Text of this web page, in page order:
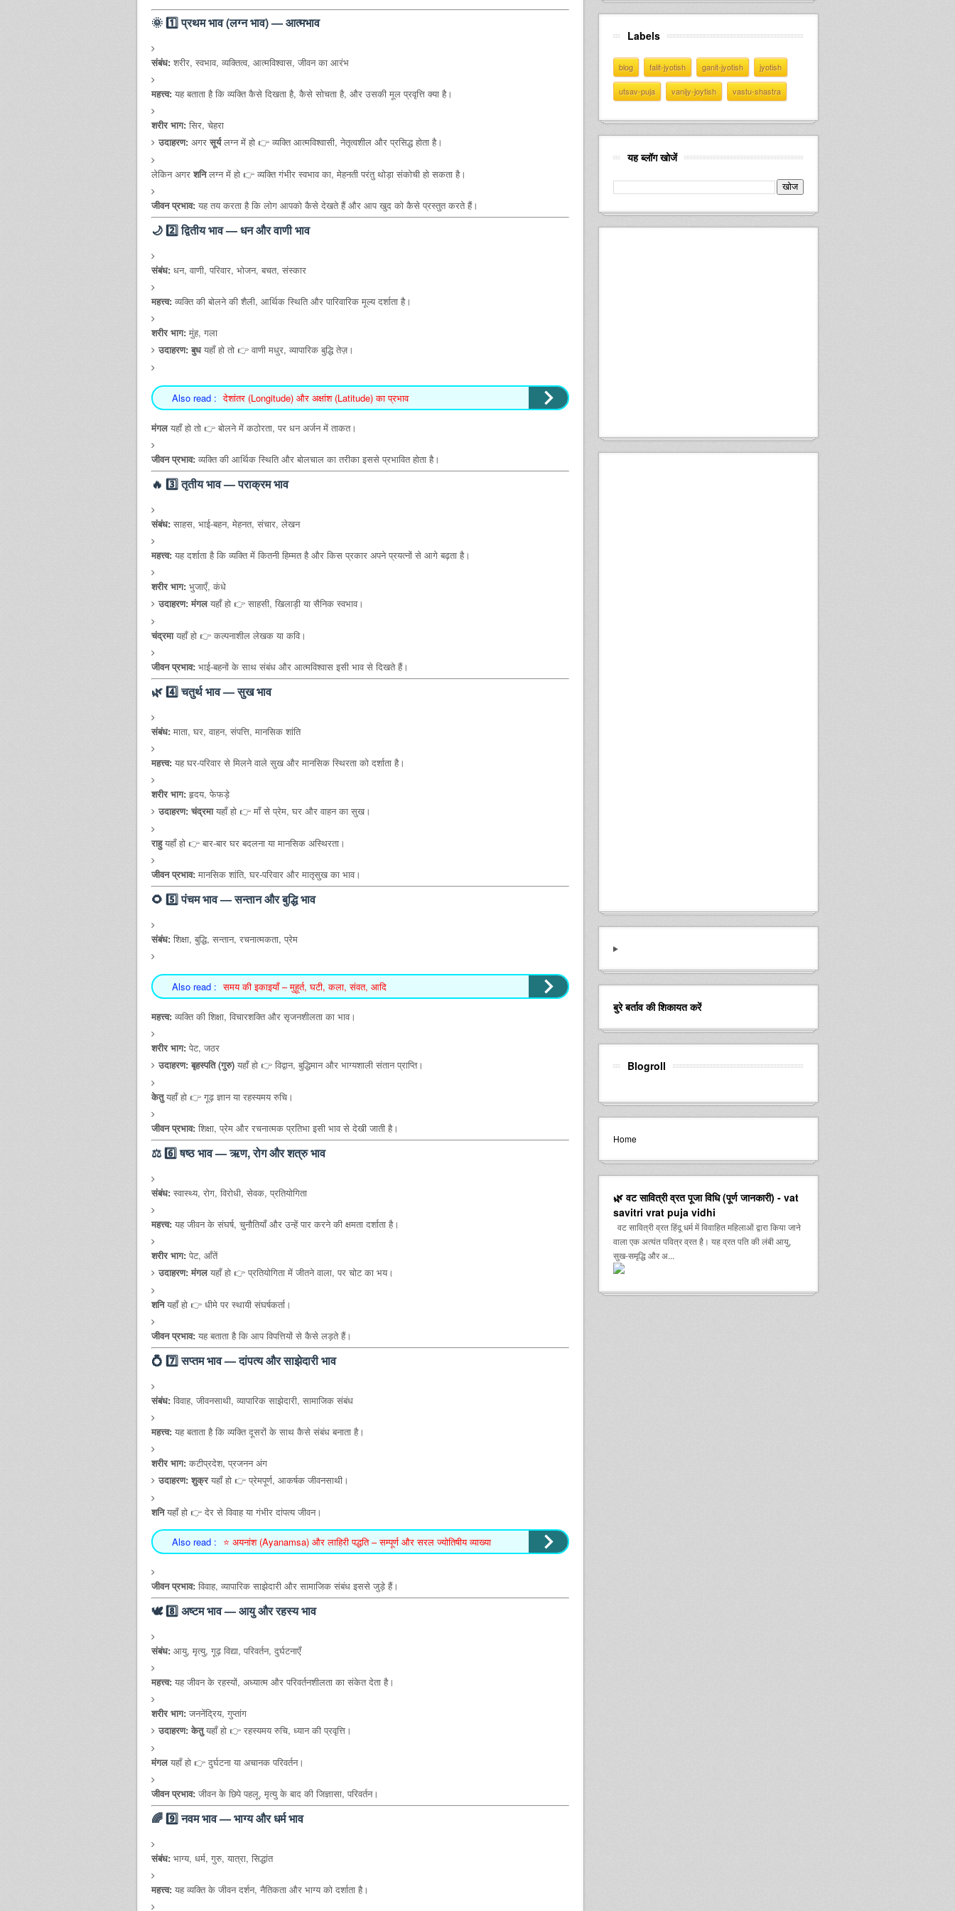
🌞1️⃣ प्रथम भाव (लग्न भाव) — आत्मभाव
संबंध: शरीर, स्वभाव, व्यक्तित्व, आत्मविश्वास, जीवन का आरंभ
महत्त्व: यह बताता है कि व्यक्ति कैसे दिखता है, कैसे सोचता है, और उसकी मूल प्रवृत्ति क्या है।
शरीर भाग: सिर, चेहरा
उदाहरण: अगर सूर्यलग्न में हो 👉 व्यक्ति आत्मविश्वासी, नेतृत्वशील और प्रसिद्ध होता है।
लेकिन अगर शनिलग्न में हो 👉 व्यक्ति गंभीर स्वभाव का, मेहनती परंतु थोड़ा संकोची हो सकता है।
जीवन प्रभाव: यह तय करता है कि लोग आपको कैसे देखते हैं और आप खुद को कैसे प्रस्तुत करते हैं।
🌙2️⃣ द्वितीय भाव — धन और वाणी भाव
संबंध: धन, वाणी, परिवार, भोजन, बचत, संस्कार
महत्त्व: व्यक्ति की बोलने की शैली, आर्थिक स्थिति और पारिवारिक मूल्य दर्शाता है।
शरीर भाग: मुंह, गला
उदाहरण: बुधयहाँ हो तो 👉 वाणी मधुर, व्यापारिक बुद्धि तेज़।
Also read : देशांतर (Longitude) और अक्षांश (Latitude) का प्रभाव
मंगलयहाँ हो तो 👉 बोलने में कठोरता, पर धन अर्जन में ताकत।
जीवन प्रभाव: व्यक्ति की आर्थिक स्थिति और बोलचाल का तरीका इससे प्रभावित होता है।
🔥 3️⃣ तृतीय भाव — पराक्रम भाव
संबंध: साहस, भाई-बहन, मेहनत, संचार, लेखन
महत्त्व: यह दर्शाता है कि व्यक्ति में कितनी हिम्मत है और किस प्रकार अपने प्रयत्नों से आगे बढ़ता है।
शरीर भाग: भुजाएँ, कंधे
उदाहरण: मंगलयहाँ हो 👉 साहसी, खिलाड़ी या सैनिक स्वभाव।
चंद्रमायहाँ हो 👉 कल्पनाशील लेखक या कवि।
जीवन प्रभाव: भाई-बहनों के साथ संबंध और आत्मविश्वास इसी भाव से दिखते हैं।
🌿4️⃣ चतुर्थ भाव — सुख भाव
संबंध: माता, घर, वाहन, संपत्ति, मानसिक शांति
महत्त्व: यह घर-परिवार से मिलने वाले सुख और मानसिक स्थिरता को दर्शाता है।
शरीर भाग: हृदय, फेफड़े
उदाहरण: चंद्रमायहाँ हो 👉 माँ से प्रेम, घर और वाहन का सुख।
राहुयहाँ हो 👉 बार-बार घर बदलना या मानसिक अस्थिरता।
जीवन प्रभाव: मानसिक शांति, घर-परिवार और मातृसुख का भाव।
🌻 5️⃣ पंचम भाव — सन्तान और बुद्धि भाव
संबंध: शिक्षा, बुद्धि, सन्तान, रचनात्मकता, प्रेम
Also read : समय की इकाइयाँ – मुहूर्त, घटी, कला, संवत, आदि
महत्त्व: व्यक्ति की शिक्षा, विचारशक्ति और सृजनशीलता का भाव।
शरीर भाग: पेट, जठर
उदाहरण: बृहस्पति (गुरु) यहाँ हो 👉 विद्वान, बुद्धिमान और भाग्यशाली संतान प्राप्ति।
केतुयहाँ हो 👉 गूढ़ ज्ञान या रहस्यमय रुचि।
जीवन प्रभाव: शिक्षा, प्रेम और रचनात्मक प्रतिभा इसी भाव से देखी जाती है।
⚖️6️⃣ षष्ठ भाव — ऋण, रोग और शत्रु भाव
संबंध: स्वास्थ्य, रोग, विरोधी, सेवक, प्रतियोगिता
महत्त्व: यह जीवन के संघर्ष, चुनौतियाँ और उन्हें पार करने की क्षमता दर्शाता है।
शरीर भाग: पेट, आँतें
उदाहरण: मंगलयहाँ हो 👉 प्रतियोगिता में जीतने वाला, पर चोट का भय।
शनियहाँ हो 👉 धीमे पर स्थायी संघर्षकर्ता।
जीवन प्रभाव: यह बताता है कि आप विपत्तियों से कैसे लड़ते हैं।
💍 7️⃣ सप्तम भाव — दांपत्य और साझेदारी भाव
संबंध: विवाह, जीवनसाथी, व्यापारिक साझेदारी, सामाजिक संबंध
महत्त्व: यह बताता है कि व्यक्ति दूसरों के साथ कैसे संबंध बनाता है।
शरीर भाग: कटीप्रदेश, प्रजनन अंग
उदाहरण: शुक्रयहाँ हो 👉 प्रेमपूर्ण, आकर्षक जीवनसाथी।
शनियहाँ हो 👉 देर से विवाह या गंभीर दांपत्य जीवन।
Also read : ⭐ अयनांश (Ayanamsa) और लाहिरी पद्धति – सम्पूर्ण और सरल ज्योतिषीय व्याख्या
जीवन प्रभाव: विवाह, व्यापारिक साझेदारी और सामाजिक संबंध इससे जुड़े हैं।
🕊️8️⃣ अष्टम भाव — आयु और रहस्य भाव
संबंध: आयु, मृत्यु, गूढ़ विद्या, परिवर्तन, दुर्घटनाएँ
महत्त्व: यह जीवन के रहस्यों, अध्यात्म और परिवर्तनशीलता का संकेत देता है।
शरीर भाग: जननेंद्रिय, गुप्तांग
उदाहरण: केतुयहाँ हो 👉 रहस्यमय रुचि, ध्यान की प्रवृत्ति।
मंगलयहाँ हो 👉 दुर्घटना या अचानक परिवर्तन।
जीवन प्रभाव: जीवन के छिपे पहलू, मृत्यु के बाद की जिज्ञासा, परिवर्तन।
🌈9️⃣ नवम भाव — भाग्य और धर्म भाव
संबंध: भाग्य, धर्म, गुरु, यात्रा, सिद्धांत
महत्त्व: यह व्यक्ति के जीवन दर्शन, नैतिकता और भाग्य को दर्शाता है।
Labels
blog falit-jyotish ganit-jyotish jyotish
utsav-puja vanijy-joytish vastu-shastra
यह ब्लॉग खोजें
बुरे बर्ताव की शिकायत करें
Blogroll
Home
🌿 वट सावित्री व्रत पूजा विधि (पूर्ण जानकारी) - vat
savitri vrat puja vidhi
वट सावित्री व्रत हिंदू धर्म में विवाहित महिलाओं द्वारा किया जाने
वाला एक अत्यंत पवित्र व्रत है। यह व्रत पति की लंबी आयु,
सुख-समृद्धि और अ...